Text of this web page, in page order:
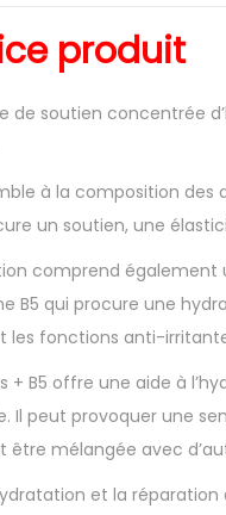
produit
de soutien concentrée
à la composition des
un soutien, une
comprend également
B5 qui procure une
les fonctions anti-
+ B5 offre une aide à
Il peut provoquer une
être mélangée avec
et la réparation